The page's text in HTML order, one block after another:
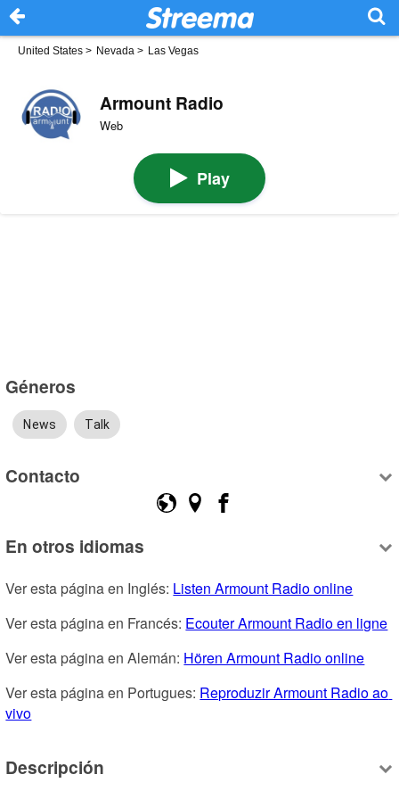
United States > Nevada > Las Vegas
Armount Radio
Web
Play
Géneros
News Talk
Contacto
En otros idiomas
Ver esta página en Inglés: Listen Armount Radio online
Ver esta página en Francés: Ecouter Armount Radio en ligne
Ver esta página en Alemán: Hören Armount Radio online
Ver esta página en Portugues: Reproduzir Armount Radio ao
vivo
Descripción